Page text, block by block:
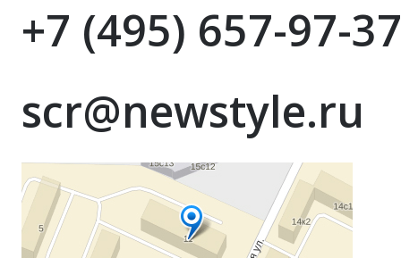
+7 (495) 657-97-37
scr@newstyle.ru